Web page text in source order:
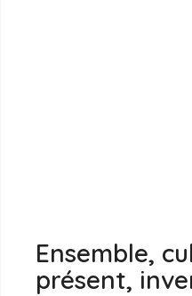
Ensemble,
présent,